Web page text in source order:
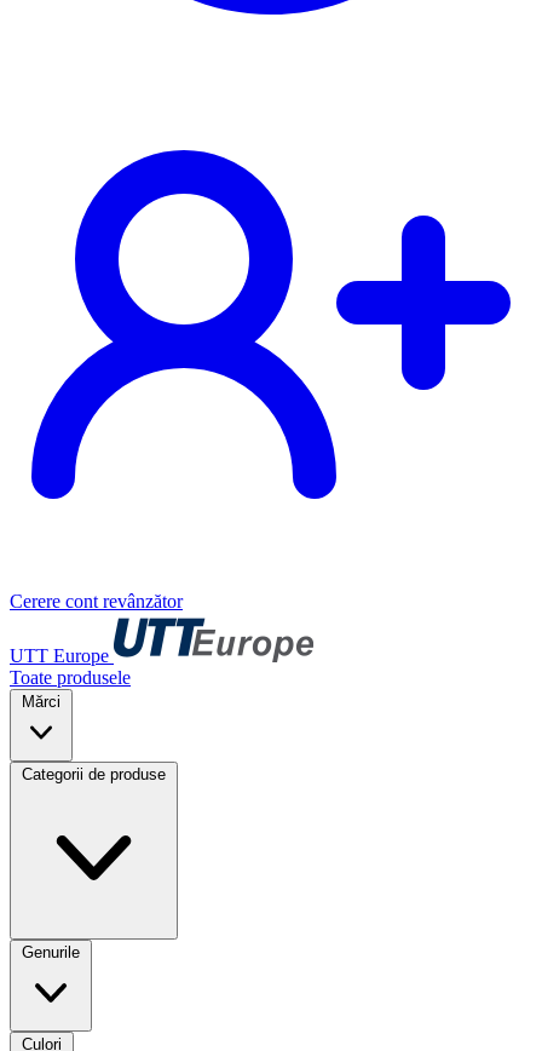
Cerere cont revânzător
UTT Europe
Toate produsele
Mărci
Categorii de produse
Genurile
Culori